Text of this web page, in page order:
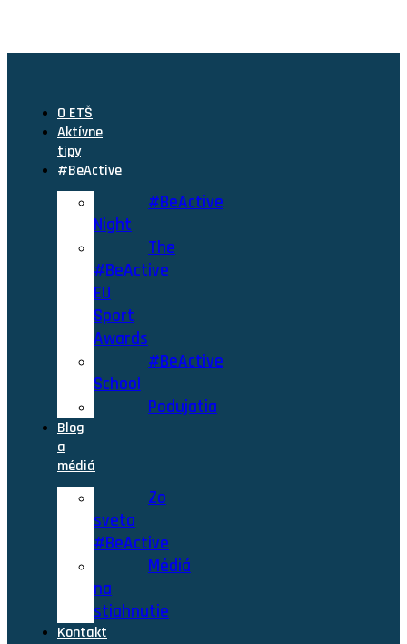
O ETŠ
Aktívne
tipy
#BeActive
#BeActive
Night
The
#BeActive
EU
Sport
Awards
#BeActive
School
Podujatia
Blog
a
médiá
Zo
sveta
#BeActive
Médiá
na
stiahnutie
Kontakt